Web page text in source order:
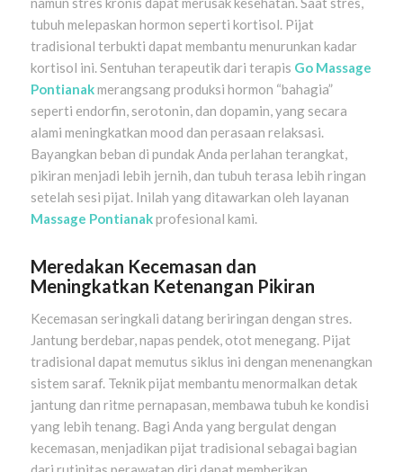
tubuh melepaskan hormon seperti kortisol. Pijat
tradisional terbukti dapat membantu menurunkan kadar
kortisol ini. Sentuhan terapeutik dari terapis Go Massage
Pontianakmerangsang produksi hormon “bahagia”
seperti endorfin, serotonin, dan dopamin, yang secara
alami meningkatkan mood dan perasaan relaksasi.
Bayangkan beban di pundak Anda perlahan terangkat,
pikiran menjadi lebih jernih, dan tubuh terasa lebih ringan
setelah sesi pijat. Inilah yang ditawarkan oleh layanan
Massage Pontianakprofesional kami.
Meredakan Kecemasan dan
Meningkatkan Ketenangan Pikiran
Kecemasan seringkali datang beriringan dengan stres.
Jantung berdebar, napas pendek, otot menegang. Pijat
tradisional dapat memutus siklus ini dengan menenangkan
sistem saraf. Teknik pijat membantu menormalkan detak
jantung dan ritme pernapasan, membawa tubuh ke kondisi
yang lebih tenang. Bagi Anda yang bergulat dengan
kecemasan, menjadikan pijat tradisional sebagai bagian